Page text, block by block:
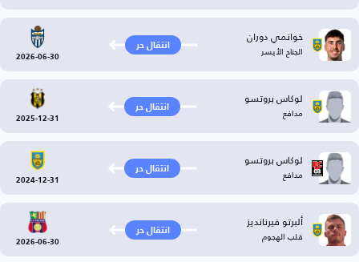
خوانمي دوران
الجناح الأيسر انتقال حر
2026-06-30
لوكاس بروتسو
مدافع انتقال حر
2025-12-31
لوكاس بروتسو
مدافع انتقال حر
2024-12-31
ألبرتو فيرنانديز
قلب الهجوم انتقال حر
2026-06-30